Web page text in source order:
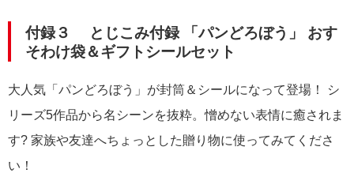
付録３ とじこみ付録 「パンどろぼう」 おす
そわけ袋＆ギフトシールセット
大人気「パンどろぼう」が封筒＆シールになって登場！ シ
リーズ5作品から名シーンを抜粋。憎めない表情に癒されま
す? 家族や友達へちょっとした贈り物に使ってみてくださ
い！